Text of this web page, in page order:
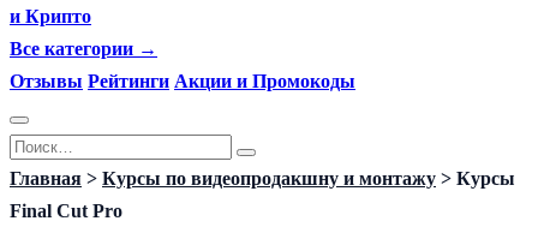
и Крипто
Все категории →
Отзывы Рейтинги Акции и Промокоды
Перейти
к
содержанию
Search
for:
Главная > Курсы по видеопродакшну и монтажу > Курсы
Final Cut Pro